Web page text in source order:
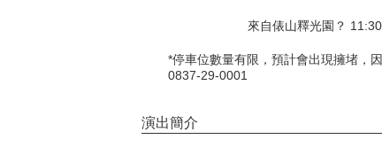
來自俵山釋光園？
*停車位數量有限，預計會出現擁堵，
0837-29-0001
演出簡介